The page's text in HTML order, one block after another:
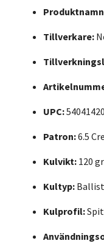
Tillverkare:
UPC:
Patron:6.5
Kulvikt: 120
Kultyp:
Kulprofil: